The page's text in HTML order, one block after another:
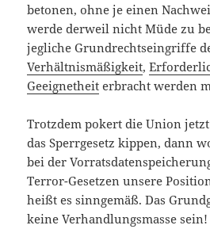
betonen, ohne je einen
werde derweil nicht Müde zu
jegliche Grundrechtseingriffe
Verhältnismäßigkeit,
Geeignetheit erbracht werden
Trotzdem pokert die Union
das Sperrgesetz kippen, dann
bei der
Terror-Gesetzen unsere
heißt es sinngemäß. Das
keine Verhandlungsmasse